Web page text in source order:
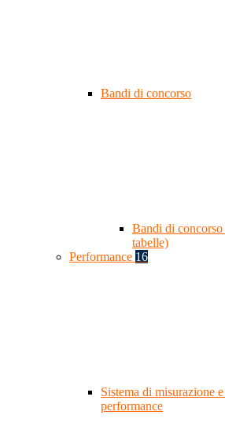
Bandi di concorso
Bandi di
tabelle)
Performance 16
Sistema di misurazione
performance